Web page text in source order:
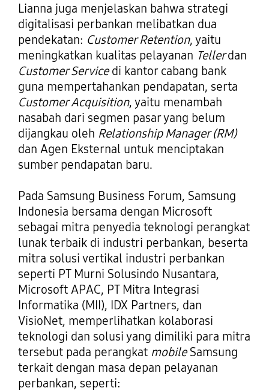
Lianna juga menjelaskan bahwa strategi
digitalisasi perbankan melibatkan dua
pendekatan: Customer Retention, yaitu
meningkatkan kualitas pelayanan Tellerdan
Customer Servicedi kantor cabang bank
guna mempertahankan pendapatan, serta
Customer Acquisition, yaitu menambah
nasabah dari segmen pasar yang belum
dijangkau oleh Relationship Manager (RM)
dan Agen Eksternal untuk menciptakan
sumber pendapatan baru.
Pada Samsung Business Forum, Samsung
Indonesia bersama dengan Microsoft
sebagai mitra penyedia teknologi perangkat
lunak terbaik di industri perbankan, beserta
mitra solusi vertikal industri perbankan
seperti PT Murni Solusindo Nusantara,
Microsoft APAC, PT Mitra Integrasi
Informatika (MII), IDX Partners, dan
VisioNet, memperlihatkan kolaborasi
teknologi dan solusi yang dimiliki para mitra
tersebut pada perangkat mobileSamsung
terkait dengan masa depan pelayanan
perbankan, seperti: